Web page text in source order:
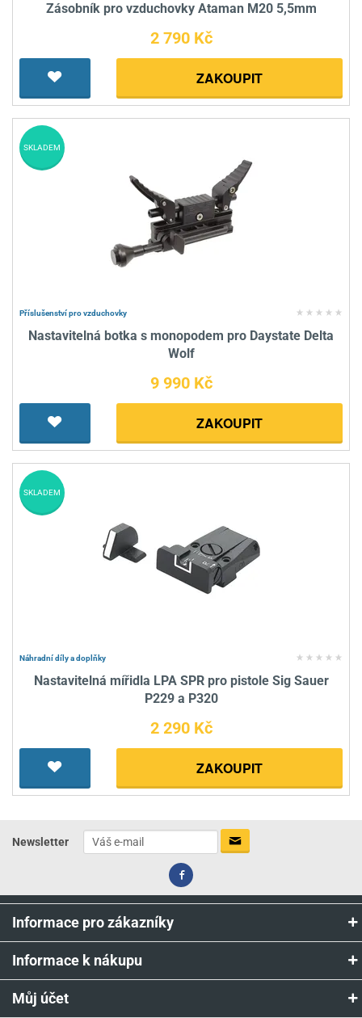
Zásobník pro vzduchovky Ataman M20 5,5mm
2 790 Kč
ZAKOUPIT
Příslušenství pro vzduchovky
Nastavitelná botka s monopodem pro Daystate Delta
Wolf
9 990 Kč
ZAKOUPIT
SKLADEM
Náhradní díly a doplňky
Nastavitelná mířidla LPA SPR pro pistole Sig Sauer
P229 a P320
2 290 Kč
ZAKOUPIT
SKLADEM
Newsletter
Informace pro zákazníky
Informace k nákupu
Můj účet